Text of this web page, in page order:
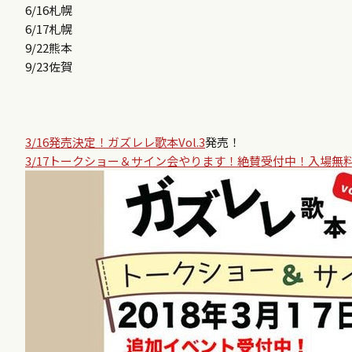
6/16札幌
6/17札幌
9/22熊本
9/23佐賀
3/16発売決定！ガズレレ歌本Vol.3発売！
3/17トークショー＆サイン会やります！絶賛受付中！入場無